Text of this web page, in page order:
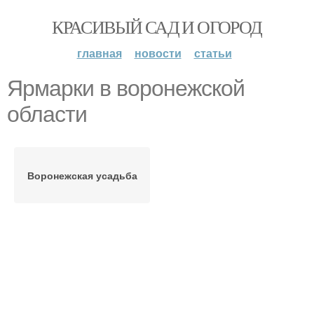
КРАСИВЫЙ САД И ОГОРОД
главная новости статьи
Ярмарки в воронежской
области
Воронежская усадьба